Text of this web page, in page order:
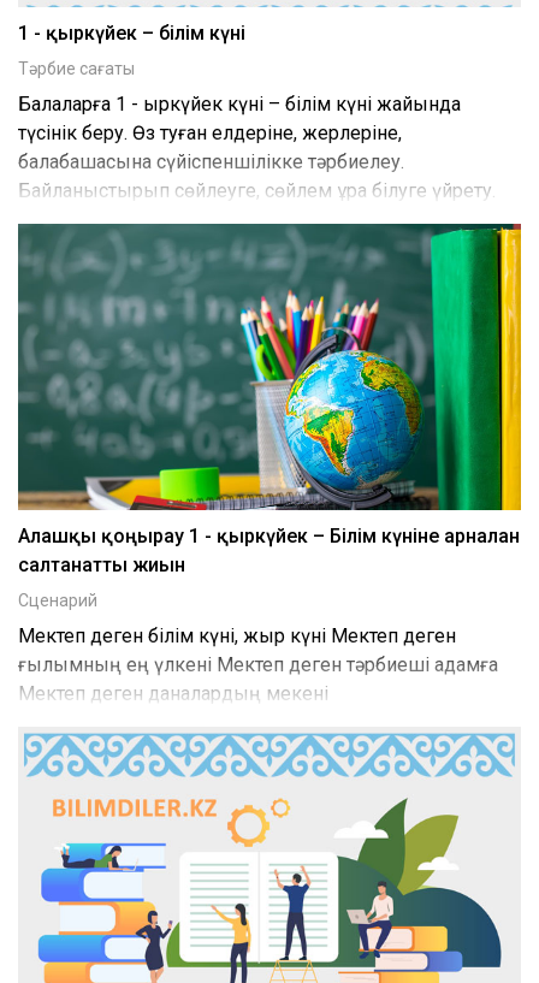
1 - қыркүйек – білім күні
Тәрбие сағаты
Балаларға 1 - қыркүйек күні – білім күні жайында
түсінік беру. Өз туған елдеріне, жерлеріне,
балабақшасына сүйіспеншілікке тәрбиелеу.
Байланыстырып сөйлеуге, сөйлем құра білуге үйрету.
Алғашқы қоңырау 1 - қыркүйек – Білім күніне арналған
салтанатты жиын
Сценарий
Мектеп деген білім күні, жыр күні Мектеп деген
ғылымның ең үлкені Мектеп деген тәрбиеші адамға
Мектеп деген даналардың мекені